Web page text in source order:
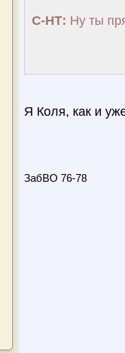
С-НТ: Ну ты
Я Коля, как и
ЗабВО 76-78